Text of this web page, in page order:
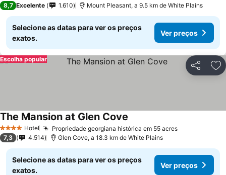
8,7 Excelente 1.610 Mount Pleasant, a 9.5 km de White Plains
Selecione as datas para ver os preços
exatos.
Ver preços
Partilhar
Escolha popular
4 EstrelasHotel Propriedade georgiana histórica em 55 acresVer preços
The Mansion at Glen Cove
7,3 4.514 Glen Cove, a 18.3 km de White Plains
Selecione as datas para ver os preços
exatos.
Ver preços